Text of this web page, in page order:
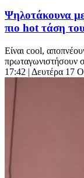
Ψηλοτάκουνα
πιο hot τάση
Είναι cool,
πρωταγωνιστήσουν
17:42 | Δευτέρα 17